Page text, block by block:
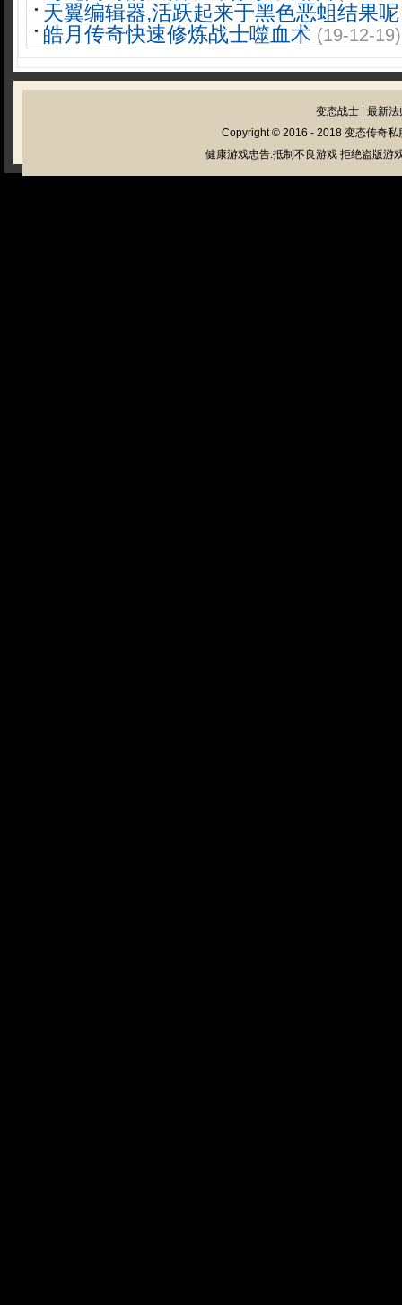
天翼编辑器,活跃起来于黑色恶蛆结果呢
皓月传奇快速修炼战士噬血术 (19-12-19)
变态战士
最新法
Copyright © 2016 - 2018 变态传奇私
健康游戏忠告:抵制不良游戏 拒绝盗版游